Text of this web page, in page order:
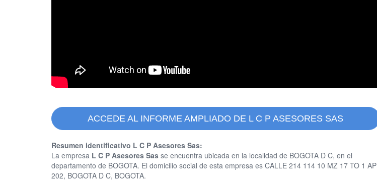
ACCEDE AL INFORME AMPLIADO DE L C P ASESORES SAS
Resumen identificativo L C P Asesores Sas:
La empresa L C P Asesores Sas se encuentra ubicada en la localidad de BOGOTA D C, en el
departamento de BOGOTA. El domicilio social de esta empresa es CALLE 214 114 10 MZ 17 TO 1 AP
202, BOGOTA D C, BOGOTA.